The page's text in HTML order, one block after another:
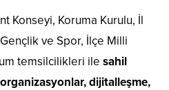
Konseyi, Koruma Kurulu, İl
ve Spor, İlçe Milli
temsilcilikleri ile sahil
dijitalleşme,